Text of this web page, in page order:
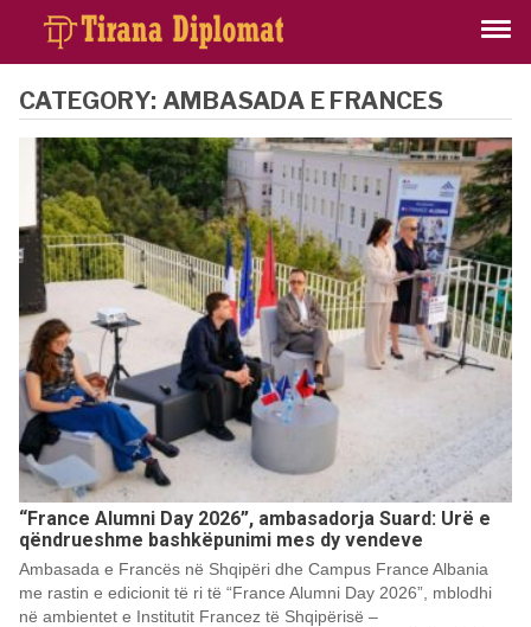
CATEGORY:AMBASADA E FRANCES
“France Alumni Day 2026”, ambasadorja Suard: Urë e
qëndrueshme bashkëpunimi mes dy vendeve
Ambasada e Francës në Shqipëri dhe Campus France Albania
me rastin e edicionit të ri të “France Alumni Day 2026”, mblodhi
në ambientet e Institutit Francez të Shqipërisë –